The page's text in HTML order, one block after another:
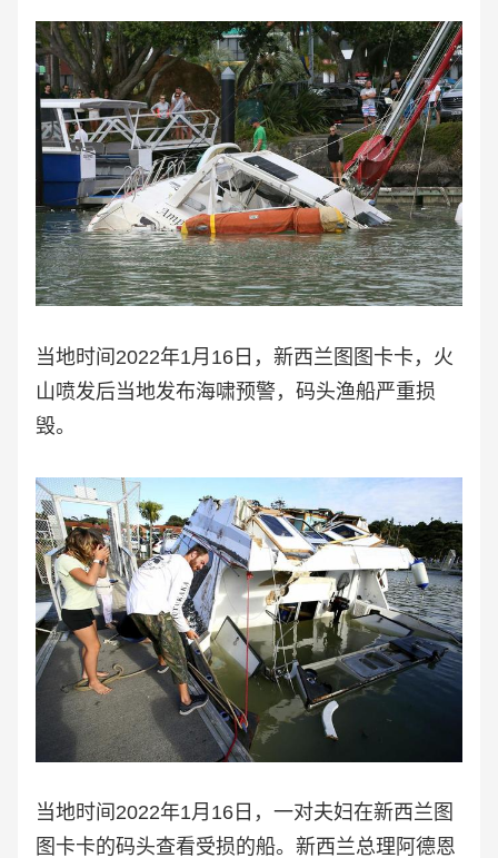
当地时间2022年1月16日，新西兰图图卡卡，火
山喷发后当地发布海啸预警，码头渔船严重损
毁。
当地时间2022年1月16日，一对夫妇在新西兰图
图卡卡的码头查看受损的船。新西兰总理阿德恩